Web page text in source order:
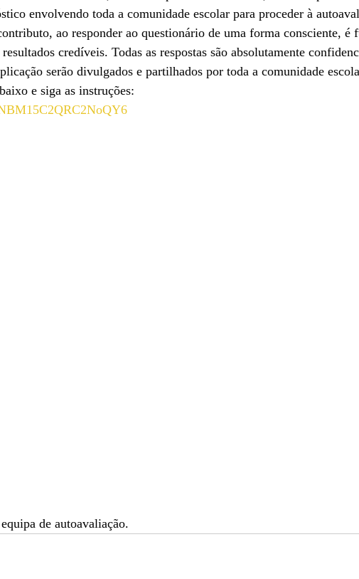
envolvendo toda a comunidade escolar para proceder à
ao responder ao questionário de uma forma consciente, é
credíveis. Todas as respostas são absolutamente
serão divulgados e partilhados por toda a comunidade
e siga as instruções:
de autoavaliação.